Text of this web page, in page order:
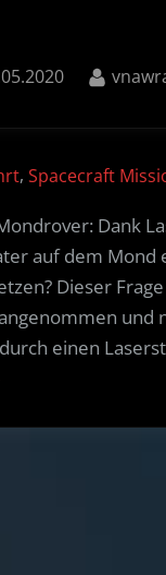
By
,Spacecraft
Dank
auf dem Mond
Dieser
und
einen